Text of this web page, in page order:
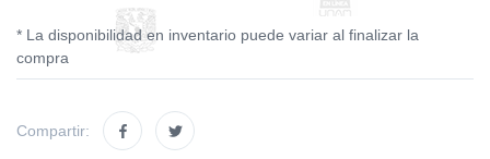
* La disponibilidad en inventario puede variar al finalizar la
compra
Compartir: